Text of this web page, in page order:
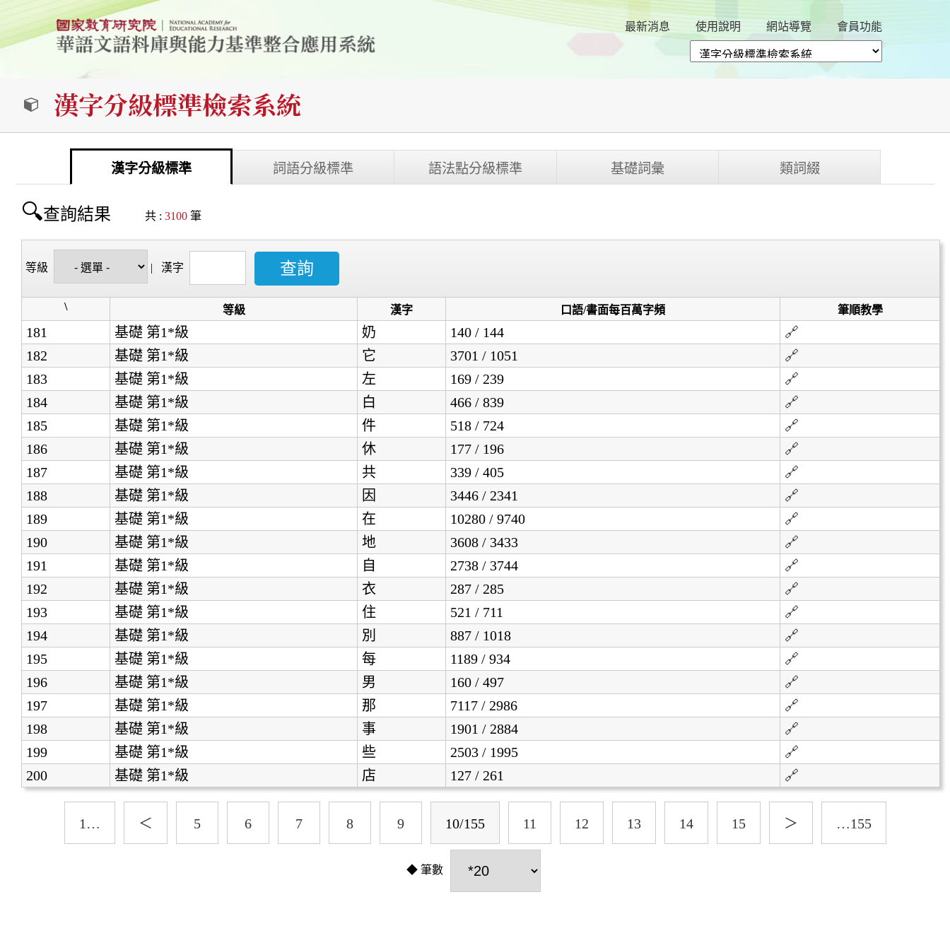
最新消息 使用說明 網站導覽 會員功能
漢字分級標準檢索系統
漢字分級標準 詞語分級標準 語法點分級標準 基礎詞彙 類詞綴
查詢結果 共 : 3100 筆
等級 | 漢字
\ 等級 漢字 口語/書面每百萬字頻 筆順教學
181 基礎 第1*級 奶 140 / 144
🔗
182
基礎 第1*級 它 3701 / 1051
🔗
183
基礎 第1*級 左 169 / 239
🔗
184
基礎 第1*級 白 466 / 839
🔗
185
基礎 第1*級 件 518 / 724
🔗
186
基礎 第1*級 休 177 / 196
🔗
187
基礎 第1*級 共 339 / 405
🔗
188
基礎 第1*級 因 3446 / 2341
🔗
189
基礎 第1*級 在 10280 / 9740
🔗
190
基礎 第1*級 地 3608 / 3433
🔗
191
基礎 第1*級 自 2738 / 3744
🔗
192
基礎 第1*級 衣 287 / 285
🔗
193
基礎 第1*級 住 521 / 711
🔗
194
基礎 第1*級 別 887 / 1018
🔗
195
基礎 第1*級 每 1189 / 934
🔗
196
基礎 第1*級 男 160 / 497
🔗
197
基礎 第1*級 那 7117 / 2986
🔗
198
基礎 第1*級 事 1901 / 2884
🔗
199
基礎 第1*級 些 2503 / 1995
🔗
200
基礎 第1*級 店 127 / 261 🔗
1… ＜ 5 6 7 8 9 10/155 11 12 13 14 15 ＞ …155
筆數